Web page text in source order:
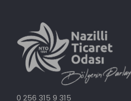
0 256 315 9 315